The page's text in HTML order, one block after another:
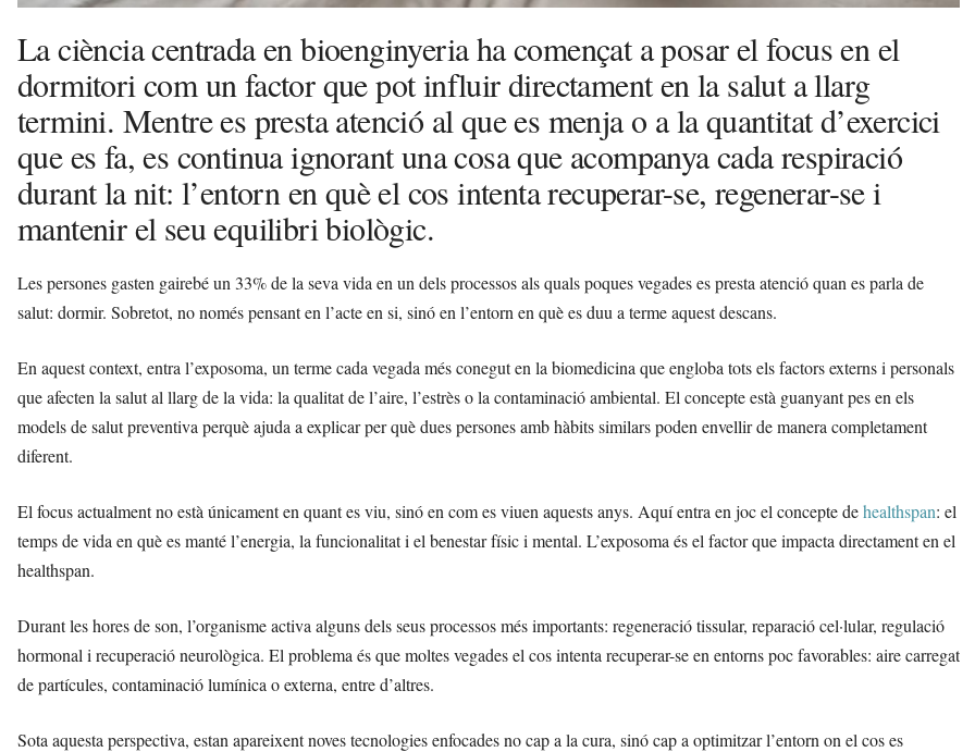
La ciència centrada en bioenginyeria ha començat a posar el focus en el
dormitori com un factor que pot influir directament en la salut a llarg
termini. Mentre es presta atenció al que es menja o a la quantitat d’exercici
que es fa, es continua ignorant una cosa que acompanya cada respiració
durant la nit: l’entorn en què el cos intenta recuperar-se, regenerar-se i
mantenir el seu equilibri biològic.
Les persones gasten gairebé un 33% de la seva vida en un dels processos als quals poques vegades es presta atenció quan es parla de
salut: dormir. Sobretot, no només pensant en l’acte en si, sinó en l’entorn en què es duu a terme aquest descans.
En aquest context, entra l’exposoma, un terme cada vegada més conegut en la biomedicina que engloba tots els factors externs i personals
que afecten la salut al llarg de la vida: la qualitat de l’aire, l’estrès o la contaminació ambiental. El concepte està guanyant pes en els
models de salut preventiva perquè ajuda a explicar per què dues persones amb hàbits similars poden envellir de manera completament
diferent.
El focus actualment no està únicament en quant es viu, sinó en com es viuen aquests anys. Aquí entra en joc el concepte dehealthspan: el
temps de vida en què es manté l’energia, la funcionalitat i el benestar físic i mental. L’exposoma és el factor que impacta directament en el
healthspan.
Durant les hores de son, l’organisme activa alguns dels seus processos més importants: regeneració tissular, reparació cel·lular, regulació
hormonal i recuperació neurològica. El problema és que moltes vegades el cos intenta recuperar-se en entorns poc favorables: aire carregat
de partícules, contaminació lumínica o externa, entre d’altres.
Sota aquesta perspectiva, estan apareixent noves tecnologies enfocades no cap a la cura, sinó cap a optimitzar l’entorn on el cos es